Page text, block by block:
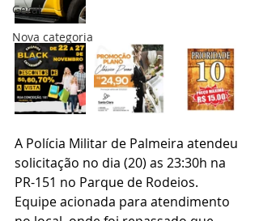
Geral
Nova categoria
A Polícia Militar de Palmeira atendeu
solicitação no dia (20) as 23:30h na
PR-151 no Parque de Rodeios.
Equipe acionada para atendimento